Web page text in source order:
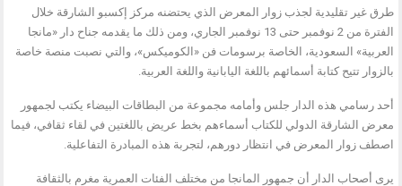
طرق غير تقليدية لجذب زوار المعرض الذي يحتضنه مركز إكسبو الشارقة خلال
الفترة من 2 نوفمبر حتى 13 نوفمبر الجاري، ومن ذلك ما يقدمه جناح دار «مانجا
العربية» السعودية، الخاصة برسومات فن «الكوميكس»، والتي نصبت منصة خاصة
بالزوار تتيح كتابة أسمائهم باللغة اليابانية واللغة العربية.
أحد رسامي هذه الدار جلس وأمامه مجموعة من البطاقات البيضاء يكتب لجمهور
معرض الشارقة الدولي للكتاب أسماءهم بخط عريض باللغتين في لقاء ثقافي، فيما
اصطف زوار المعرض في انتظار دورهم، لتجربة هذه المبادرة التفاعلية.
يرى أصحاب الدار أن جمهور المانجا من مختلف الفئات العمرية مغرم بالثقافة